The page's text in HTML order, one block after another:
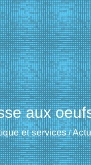
aux
et services/